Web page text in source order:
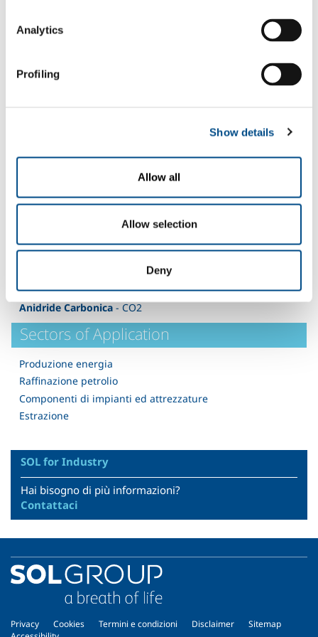
Analytics
Profiling
Show details
Allow all
Allow selection
Deny
Ossidazione solfuri
Riduzione microinquinanti organici
specifiche esigenze del cliente. SOL segue il progetto sin dalle prime
fasi di progettazione, la realizzazione, l’avviamento, la manutenzione
Ossigeno- O2
Anidride Carbonica - CO2
Sectors of Application
Produzione energia
Raffinazione petrolio
Componenti di impianti ed attrezzature
Estrazione
SOL for Industry
Hai bisogno di più informazioni?
Contattaci
Privacy Cookies Termini e condizioni Disclaimer
Sitemap